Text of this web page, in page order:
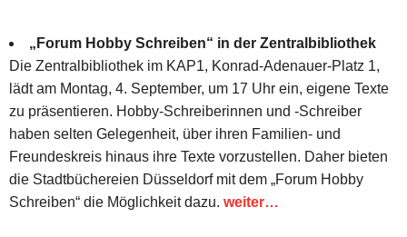
„Forum Hobby Schreiben“ in der Zentralbibliothek
Die Zentralbibliothek im KAP1, Konrad-Adenauer-Platz 1,
lädt am Montag, 4. September, um 17 Uhr ein, eigene Texte
zu präsentieren. Hobby-Schreiberinnen und -Schreiber
haben selten Gelegenheit, über ihren Familien- und
Freundeskreis hinaus ihre Texte vorzustellen. Daher bieten
die Stadtbüchereien Düsseldorf mit dem „Forum Hobby
Schreiben“ die Möglichkeit dazu. weiter…